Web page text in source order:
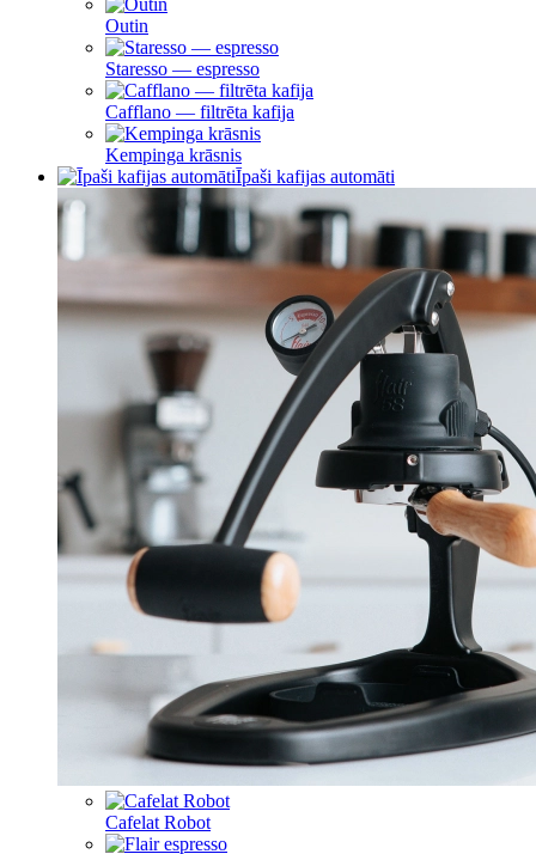
Outin
Staresso — espresso
Cafflano — filtrēta kafija
Kempinga krāsnis
Īpaši kafijas automāti
Cafelat Robot